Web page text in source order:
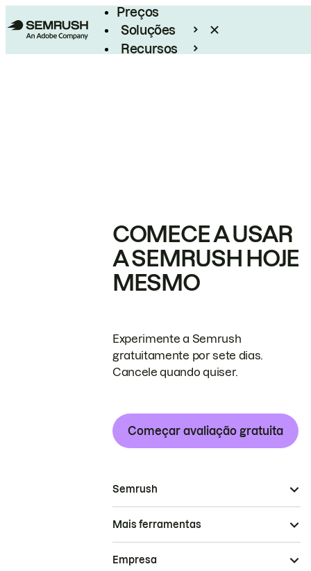
Preços
Soluções
Recursos
COMECE A USAR
A SEMRUSH HOJE
MESMO
Experimente a Semrush
gratuitamente por sete dias.
Cancele quando quiser.
Começar avaliação gratuita
Semrush
Mais ferramentas
Empresa